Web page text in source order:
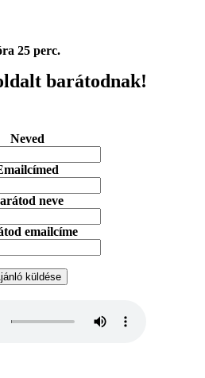
25 perc.
barátodnak!
Neved
neve
emailcíme